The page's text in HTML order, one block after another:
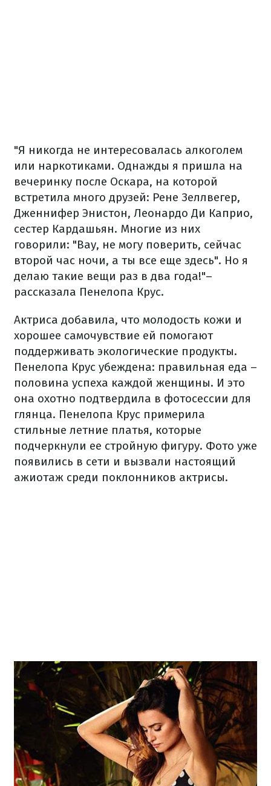
"Я никогда не интересовалась алкоголем
или наркотиками. Однажды я пришла на
вечеринку после Оскара, на которой
встретила много друзей: Рене Зеллвегер,
Дженнифер Энистон, Леонардо Ди Каприо,
сестер Кардашьян. Многие из них
говорили: "Вау, не могу поверить, сейчас
второй час ночи, а ты все еще здесь". Но я
делаю такие вещи раз в два года!"–
рассказала Пенелопа Крус.
Актриса добавила, что молодость кожи и
хорошее самочувствие ей помогают
поддерживать экологические продукты.
Пенелопа Крус убеждена: правильная еда –
половина успеха каждой женщины. И это
она охотно подтвердила в фотосессии для
глянца. Пенелопа Крус примерила
стильные летние платья, которые
подчеркнули ее стройную фигуру. Фото уже
появились в сети и вызвали настоящий
ажиотаж среди поклонников актрисы.